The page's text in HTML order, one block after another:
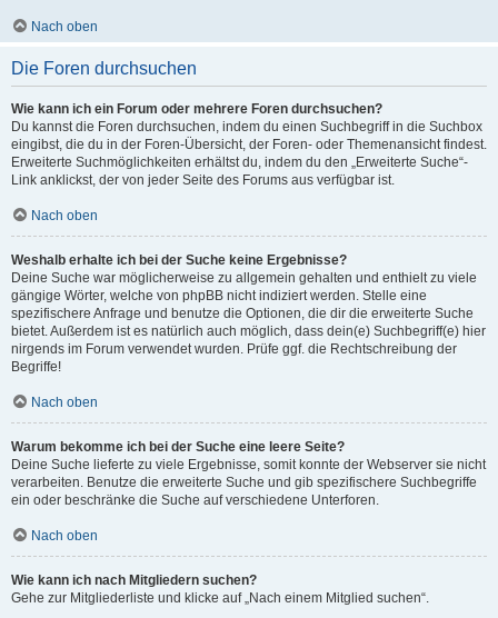
Nach oben
Die Foren durchsuchen
Wie kann ich ein Forum oder mehrere Foren durchsuchen?
Du kannst die Foren durchsuchen, indem du einen Suchbegriff in die Suchbox
eingibst, die du in der Foren-Übersicht, der Foren- oder Themenansicht findest.
Erweiterte Suchmöglichkeiten erhältst du, indem du den „Erweiterte Suche“-
Link anklickst, der von jeder Seite des Forums aus verfügbar ist.
Nach oben
Weshalb erhalte ich bei der Suche keine Ergebnisse?
Deine Suche war möglicherweise zu allgemein gehalten und enthielt zu viele
gängige Wörter, welche von phpBB nicht indiziert werden. Stelle eine
spezifischere Anfrage und benutze die Optionen, die dir die erweiterte Suche
bietet. Außerdem ist es natürlich auch möglich, dass dein(e) Suchbegriff(e) hier
nirgends im Forum verwendet wurden. Prüfe ggf. die Rechtschreibung der
Begriffe!
Nach oben
Warum bekomme ich bei der Suche eine leere Seite?
Deine Suche lieferte zu viele Ergebnisse, somit konnte der Webserver sie nicht
verarbeiten. Benutze die erweiterte Suche und gib spezifischere Suchbegriffe
ein oder beschränke die Suche auf verschiedene Unterforen.
Nach oben
Wie kann ich nach Mitgliedern suchen?
Gehe zur Mitgliederliste und klicke auf „Nach einem Mitglied suchen“.